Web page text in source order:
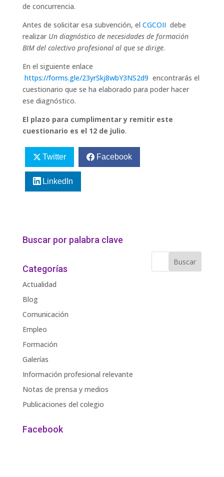
de concurrencia.
Antes de solicitar esa subvención, el CGCOII debe
realizar Un diagnóstico de necesidades de formación
BIM del colectivo profesional al que se dirige.
En el siguiente enlace
https://forms.gle/23yrSkj8wbY3NS2d9 encontrarás el
cuestionario que se ha elaborado para poder hacer
ese diagnóstico.
El plazo para cumplimentar y remitir este
cuestionario es el 12 de julio.
Twitter Facebook
LinkedIn
Buscar por palabra clave
Categorías
Actualidad
Blog
Comunicación
Empleo
Formación
Galerías
Información profesional relevante
Notas de prensa y medios
Publicaciones del colegio
Facebook